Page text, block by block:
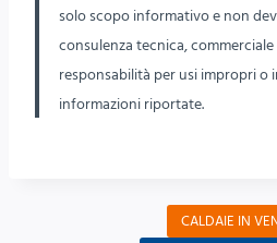
solo scopo informativo e non
consulenza tecnica,
responsabilità per usi impropri o
informazioni riportate.
CALDAIE IN